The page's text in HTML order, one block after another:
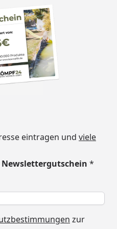
Zubehör keine
cm
- 276,8 cm
Look (Standard)
eintragen und viele
Newslettergutschein *
zur